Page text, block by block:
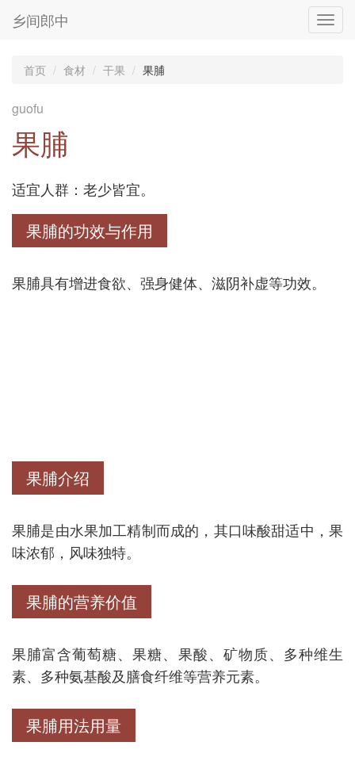
乡间郎中
首页 食材 干果 果脯
guofu
果脯
适宜人群：老少皆宜。
果脯的功效与作用
果脯具有增进食欲、强身健体、滋阴补虚等功效。
果脯介绍
果脯是由水果加工精制而成的，其口味酸甜适中，果
味浓郁，风味独特。
果脯的营养价值
果脯富含葡萄糖、果糖、果酸、矿物质、多种维生
素、多种氨基酸及膳食纤维等营养元素。
果脯用法用量